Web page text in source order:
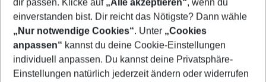
Footer
Footer navigation
Über uns
dir passen. Klicke auf „Alle akzeptieren“, wenn du
einverstanden bist. Dir reicht das Nötigste? Dann wähle
„Nur notwendige Cookies“. Unter „Cookies
anpassen“ kannst du deine Cookie-Einstellungen
individuell anpassen. Du kannst deine Privatsphäre-
Einstellungen natürlich jederzeit ändern oder widerrufen